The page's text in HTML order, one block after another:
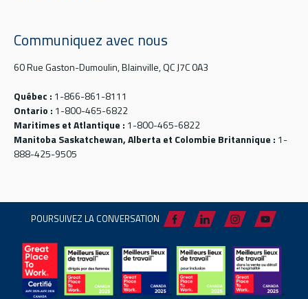
Communiquez avec nous
60 Rue Gaston-Dumoulin, Blainville, QC J7C 0A3
Québec : 1-866-861-8111
Ontario : 1-800-465-6822
Maritimes et Atlantique : 1-800-465-6822
Manitoba Saskatchewan, Alberta et Colombie Britannique : 1-
888-425-9505
POURSUIVEZ LA CONVERSATION